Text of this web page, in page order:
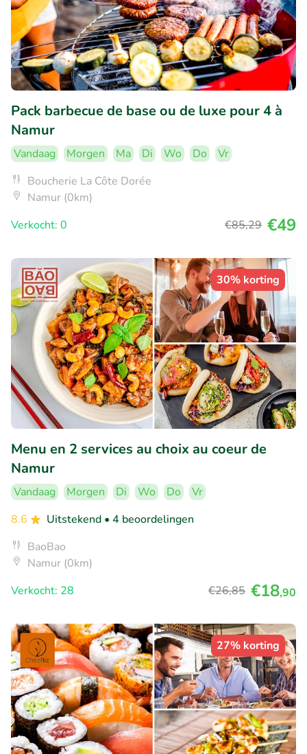
Pack barbecue de base ou de luxe pour 4 à
Namur
Vandaag Morgen Ma Di Wo Do
Vr
Boucherie La Côte Dorée
Namur (0km)
Verkocht: 0
€85,29 €49
30% korting
Menu en 2 services au choix au coeur de
Namur
Vandaag Morgen Di Wo Do
Vr
8.6
Uitstekend • 4 beoordelingen
BaoBao
Namur (0km)
Verkocht: 28
€26,85 €18,90
27% korting